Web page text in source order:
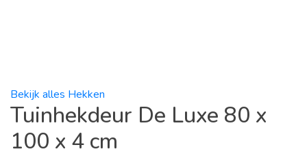
Bekijk alles Hekken
Tuinhekdeur De Luxe 80 x
100 x 4 cm